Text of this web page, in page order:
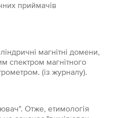
приймачів
магнітні домени,
спектром магнітного
(із журналу).
Отже, етимологія